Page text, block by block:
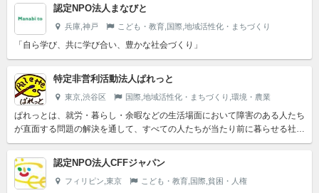
認定NPO法人まなびと
兵庫,神戸 こども・教育,国際,地域活性化・まちづくり
「自ら学び、共に学び合い、豊かな社会づくり」
特定非営利活動法人ぱれっと
東京,渋谷区 国際,地域活性化・まちづくり,環境・農業
ぱれっとは、就労・暮らし・余暇などの生活場面において障害のある人たち
が直面する問題の解決を通して、すべての人たちが当たり前に暮らせる社会
の実現に寄与する特定非営利法人です。
認定NPO法人CFFジャパン
フィリピン,東京 こども・教育,国際,貧困・人権